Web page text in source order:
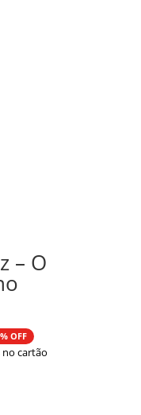
– O
OFF
cartão